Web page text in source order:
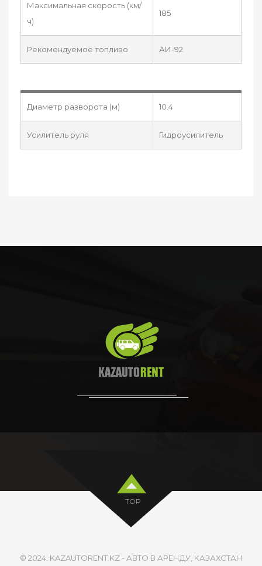
Максимальная скорость (км/
ч)
185
Рекомендуемое топливо АИ-92
Диаметр разворота (м) 10.4
Усилитель руля Гидроусилитель
TOP
© 2024. KAZAUTORENT.KZ - АВТО В АРЕНДУ, КАЗАХСТАН